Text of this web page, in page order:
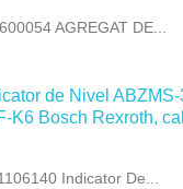
AGREGAT DE...
Indicator De...